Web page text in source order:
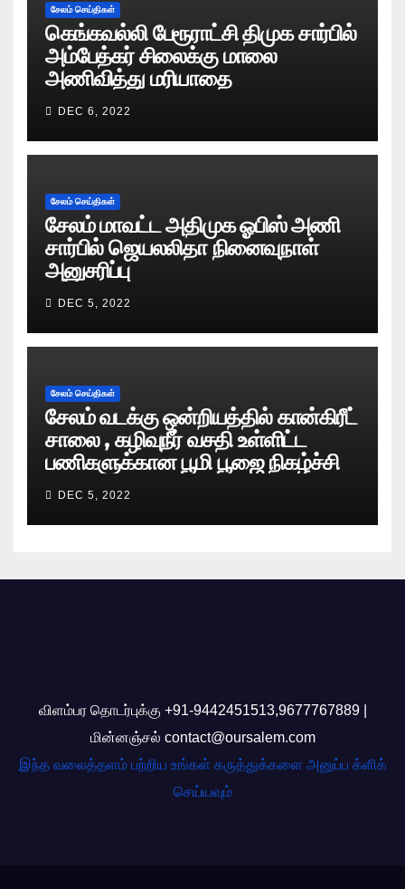
சேலம் செய்திகள்
கெங்கவல்லி பேரூராட்சி திமுக சார்பில்
அம்பேத்கர் சிலைக்கு மாலை
அணிவித்து மரியாதை
DEC 6, 2022
சேலம் செய்திகள்
சேலம் மாவட்ட அதிமுக ஓபிஸ் அணி
சார்பில் ஜெயலலிதா நினைவுநாள்
அனுசரிப்பு
DEC 5, 2022
சேலம் செய்திகள்
சேலம் வடக்கு ஒன்றியத்தில் கான்கிரீட்
சாலை , கழிவுநீர் வசதி உள்ளிட்ட
பணிகளுக்கான பூமி பூஜை நிகழ்ச்சி
DEC 5, 2022
விளம்பர தொடர்புக்கு +91-9442451513,9677767889 |
மின்னஞ்சல் contact@oursalem.com
இந்த வலைத்தளம் பற்றிய உங்கள் கருத்துக்களை அனுப்ப க்ளிக்
செய்யவும்